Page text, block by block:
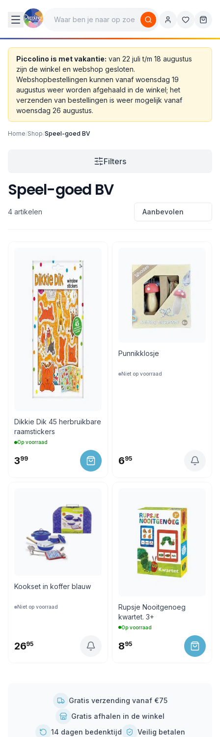
Piccolino is met vakantie: van 22 juli t/m 18 augustus
zijn de winkel en webshop gesloten.
Webshopbestellingen kunnen vanaf woensdag 19
augustus weer worden afgehaald in de winkel; het
verzenden van bestellingen is weer mogelijk vanaf
woensdag 26 augustus.
Home/Shop/Speel-goed BV
Filters
Speel-goed BV
4 artikelen
Dikkie Dik 45 herbruikbare
raamstickers
Op voorraad
399
Punnikklosje
Niet op voorraad
695
Kookset in koffer blauw
Niet op voorraad
2695
Rupsje Nooitgenoeg
kwartet. 3+
Op voorraad
895
Gratis verzending vanaf €75
Gratis afhalen in de winkel
14 dagen bedenktijd
Veilig betalen